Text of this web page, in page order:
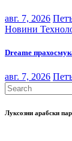
авг. 7, 2026
Новини
Dreame
авг. 7, 2026
Луксозни арабски